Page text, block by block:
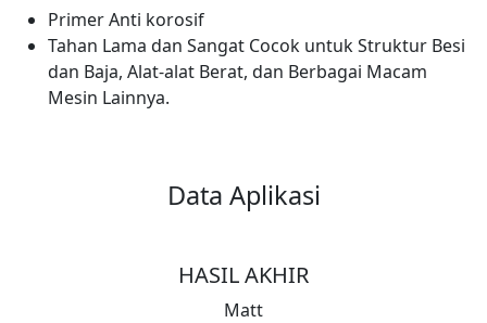
Primer Anti korosif
Tahan Lama dan Sangat Cocok untuk Struktur Besi
dan Baja, Alat-alat Berat, dan Berbagai Macam
Mesin Lainnya.
Data Aplikasi
HASIL AKHIR
Matt